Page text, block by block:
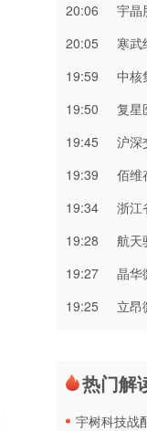
20:06
宇晶股
20:05
寒武
19:59
中核集
19:50
复星医
19:45
沪深交易所
19:39
佰维
19:34
浙江省
19:28
航天
19:27
晶华
19:25
立昂
热门解
宇树科技战配详情